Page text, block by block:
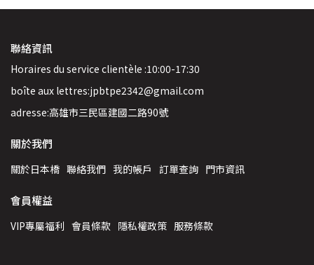
聯絡資訊
Horaires du service clientèle :10:00-17:30
boîte aux lettres:jpbtpe2342@gmail.com
adresse:高雄市三民區建國二路90號
關於我們
關於日本橋 聯絡我們 我的帳戶 訂單查詢 門市資訊
會員權益
VIP專屬福利 會員條款 隱私權政策 服務條款